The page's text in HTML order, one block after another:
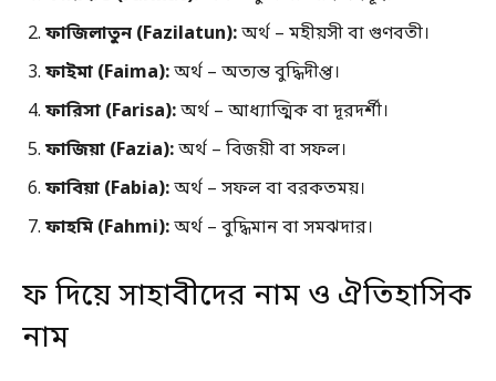
ফাজিলাতুন (Fazilatun):অর্থ – মহীয়সী বা গুণবতী।
ফাইমা (Faima):অর্থ – অত্যন্ত বুদ্ধিদীপ্ত।
ফারিসা (Farisa):অর্থ – আধ্যাত্মিক বা দূরদর্শী।
ফাজিয়া (Fazia):অর্থ – বিজয়ী বা সফল।
ফাবিয়া (Fabia):অর্থ – সফল বা বরকতময়।
ফাহমি (Fahmi):অর্থ – বুদ্ধিমান বা সমঝদার।
ফ দিয়ে সাহাবীদের নাম ও ঐতিহাসিক
নাম